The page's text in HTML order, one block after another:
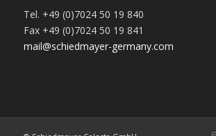
Tel. +49 (0)7024 50 19 840
Fax +49 (0)7024 50 19 841
mail@schiedmayer-germany.com